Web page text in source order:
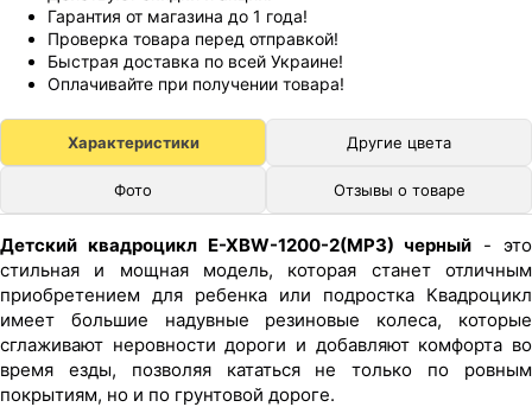
Гарантия от магазина до 1 года!
Проверка товара перед отправкой!
Быстрая доставка по всей Украине!
Оплачивайте при получении товара!
Характеристики Другие цвета
Фото Отзывы о товаре
Детский квадроцикл E-XBW-1200-2(MP3) черный - это
стильная и мощная модель, которая станет отличным
приобретением для ребенка или подростка Квадроцикл
имеет большие надувные резиновые колеса, которые
сглаживают неровности дороги и добавляют комфорта во
время езды, позволяя кататься не только по ровным
покрытиям, но и по грунтовой дороге.